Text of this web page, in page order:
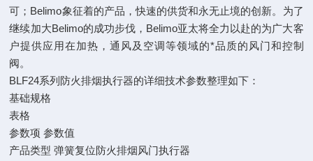
可；Belimo象征着的产品，快速的供货和永无止境的创新。为了
继续加大Belimo的成功步伐，Belimo亚太将全力以赴的为广大客
户提供应用在加热，通风及空调等领域的*品质的风门和控制
阀。
BLF24系列防火排烟执行器的‌详细技术参数整理如下‌：
基础规格
表格
参数项参数值
产品类型弹簧复位防火排烟风门执行器